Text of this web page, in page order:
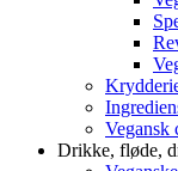
Vegansk
Drikke, fløde,